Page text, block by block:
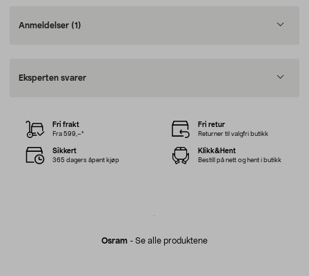
Anmeldelser (1)
Eksperten svarer
Osram - Se alle produktene
Fri frakt
Fra 599,–*
Fri retur
Returner til valgfri butikk
Sikkert
365 dagers åpent kjøp
Klikk&Hent
Bestill på nett og hent i butikk